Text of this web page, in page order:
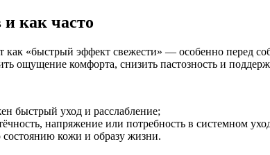
как часто
«быстрый эффект свежести» — особенно перед
ощущение комфорта, снизить пастозность и
быстрый уход и расслабление;
напряжение или потребность в системном
кожи и образу жизни.